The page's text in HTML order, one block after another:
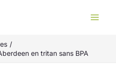
en tritan sans BPA